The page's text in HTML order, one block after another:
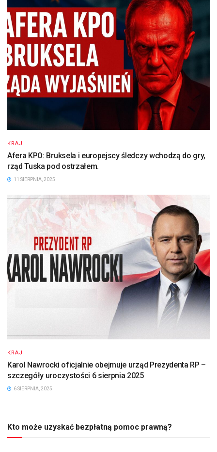
KRAJ
Afera KPO: Bruksela i europejscy śledczy wchodzą do gry,
rząd Tuska pod ostrzałem.
11 SIERPNIA, 2025
KRAJ
Karol Nawrocki oficjalnie obejmuje urząd Prezydenta RP –
szczegóły uroczystości 6 sierpnia 2025
6 SIERPNIA, 2025
Kto może uzyskać bezpłatną pomoc prawną?